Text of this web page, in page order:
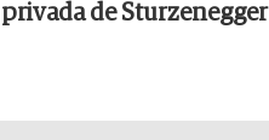
privada de Sturzenegger